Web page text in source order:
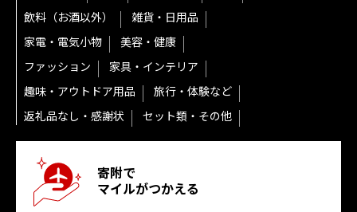
飲料（お酒以外）
雑貨・日用品
家電・電気小物
美容・健康
ファッション
家具・インテリア
趣味・アウトドア用品
旅行・体験など
返礼品なし・感謝状
セット類・その他
寄附で
マイルがつかえる